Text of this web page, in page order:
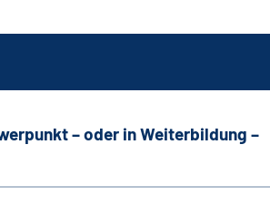
–oder in Weiterbildung –